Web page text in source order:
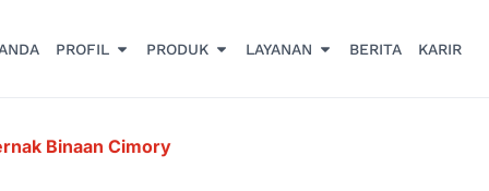
PROFIL PRODUK LAYANAN BERITA KARIR
Binaan Cimory